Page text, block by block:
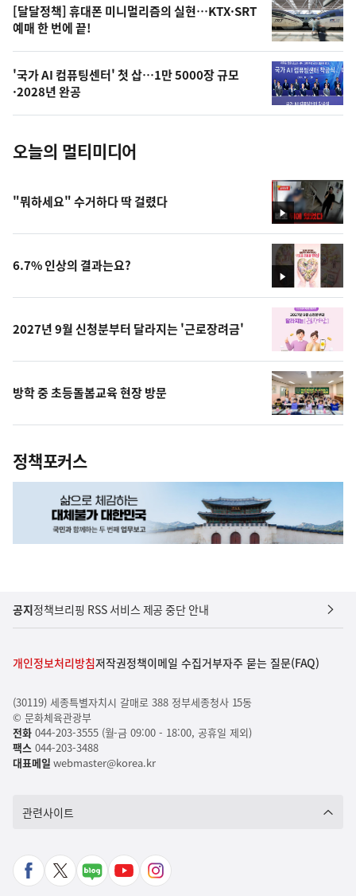
오
늘
의
사
진
[달달정책] 휴대폰 미니멀리즘의 실현…KTX·SRT
예매 한 번에 끝!
'국가 AI 컴퓨팅센터' 첫 삽…1만 5000장 규모
·2028년 완공
오늘의 멀티미디어
영
상
"뭐하세요" 수거하다 딱 걸렸다
영
상
6.7% 인상의 결과는요?
2027년 9월 신청분부터 달라지는 '근로장려금'
방학 중 초등돌봄교육 현장 방문
정책포커스
공지정책브리핑 RSS 서비스 제공 중단 안내
개인정보처리방침저작권정책이메일 수집거부자주 묻는 질문(FAQ)
(30119) 세종특별자치시 갈매로 388 정부세종청사 15동
© 문화체육관광부
전화044-203-3555 (월-금 09:00 - 18:00, 공휴일 제외)
팩스044-203-3488
대표메일 webmaster@korea.kr
관련사이트
페
X
네
유
인